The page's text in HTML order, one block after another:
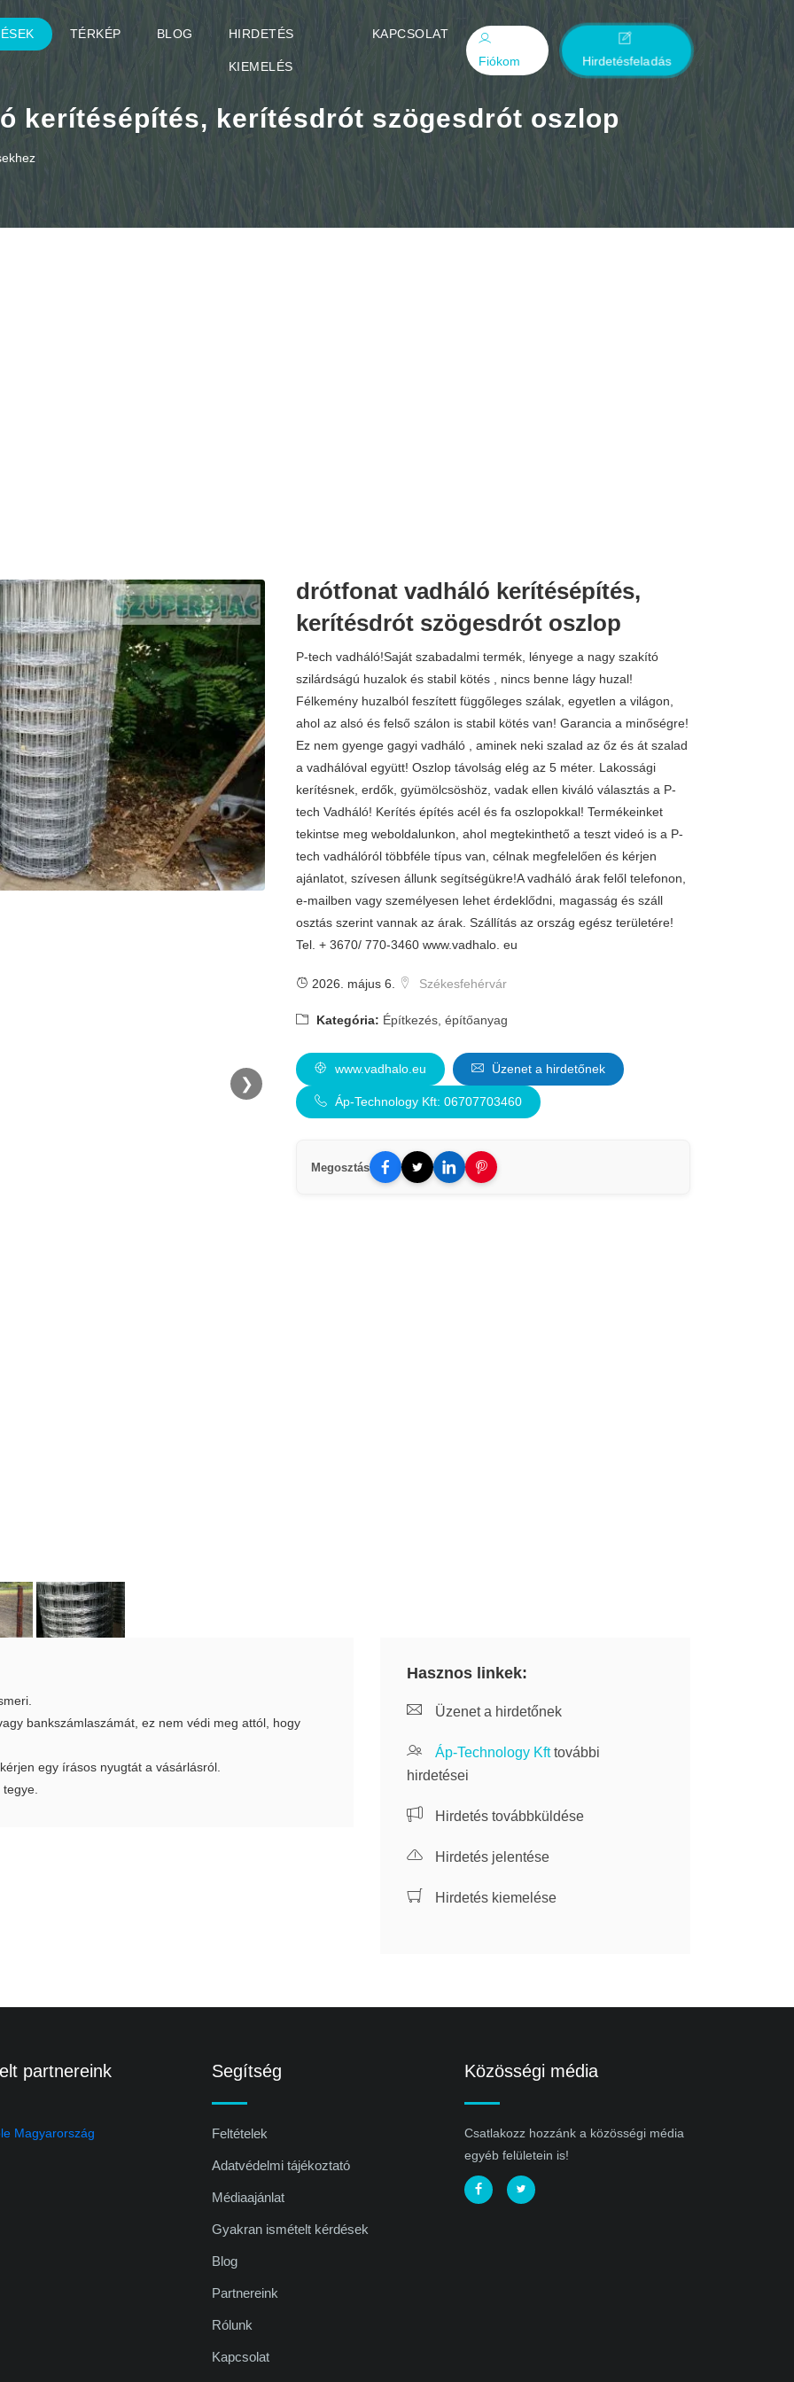
TÉRKÉP BLOG HIRDETÉS
KIEMELÉS
KAPCSOLAT
Fiókom
Hirdetésfeladás
kerítésépítés, kerítésdrót szögesdrót oszlop
❯
drótfonat vadháló kerítésépítés,
kerítésdrót szögesdrót oszlop
P-tech vadháló!Saját szabadalmi termék, lényege a nagy szakító
szilárdságú huzalok és stabil kötés , nincs benne lágy huzal!
Félkemény huzalból feszített függőleges szálak, egyetlen a világon,
ahol az alsó és felső szálon is stabil kötés van! Garancia a minőségre!
Ez nem gyenge gagyi vadháló , aminek neki szalad az őz és át szalad
a vadhálóval együtt! Oszlop távolság elég az 5 méter. Lakossági
kerítésnek, erdők, gyümölcsöshöz, vadak ellen kiváló választás a P-
tech Vadháló! Kerítés építés acél és fa oszlopokkal! Termékeinket
tekintse meg weboldalunkon, ahol megtekinthető a teszt videó is a P-
tech vadhálóról többféle típus van, célnak megfelelően és kérjen
ajánlatot, szívesen állunk segítségükre!A vadháló árak felől telefonon,
e-mailben vagy személyesen lehet érdeklődni, magasság és száll
osztás szerint vannak az árak. Szállítás az ország egész területére!
Tel. + 3670/ 770-3460 www.vadhalo. eu
2026. május 6. Székesfehérvár
Kategória: Építkezés, építőanyag
www.vadhalo.eu Üzenet a hirdetőnek
Áp-Technology Kft: 06707703460
Megosztás
bankszámlaszámát, ez nem védi meg attól, hogy
egy írásos nyugtát a vásárlásról.
Hasznos linkek:
Üzenet a hirdetőnek
Áp-Technology Kfttovábbi
hirdetései
Hirdetés továbbküldése
Hirdetés jelentése
Hirdetés kiemelése
partnereink Segítség
Feltételek
Adatvédelmi tájékoztató
Médiaajánlat
Gyakran ismételt kérdések
Blog
Partnereink
Rólunk
Kapcsolat
Közösségi média
Csatlakozz hozzánk a közösségi média
egyéb felületein is!